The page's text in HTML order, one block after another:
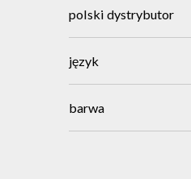
polski dystrybutor
język
barwa